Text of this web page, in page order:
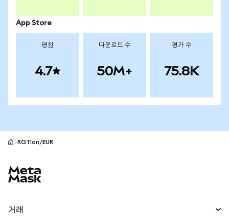
App Store
평점
4.7
다운로드 수
50M+
평가 수
75.8K
RGTIon/EUR
거래